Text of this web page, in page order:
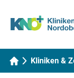
Kliniken &